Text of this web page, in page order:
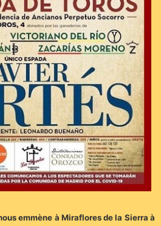
emmène à Miraflores de la Sierra à